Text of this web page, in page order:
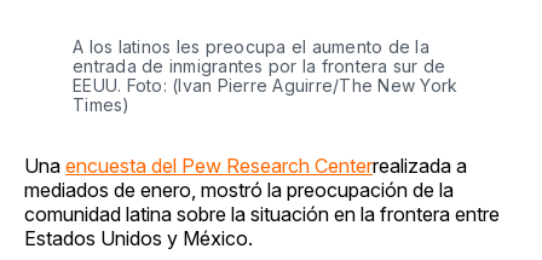
A los latinos les preocupa el aumento de la
entrada de inmigrantes por la frontera sur de
EEUU. Foto: (Ivan Pierre Aguirre/The New York
Times)
Una encuesta del Pew Research Centerrealizada a
mediados de enero, mostró la preocupación de la
comunidad latina sobre la situación en la frontera entre
Estados Unidos y México.